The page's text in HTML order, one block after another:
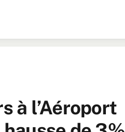
à l’Aéroport